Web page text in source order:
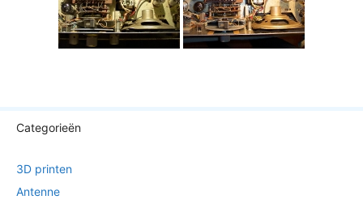
Categorieën
3D printen
Antenne